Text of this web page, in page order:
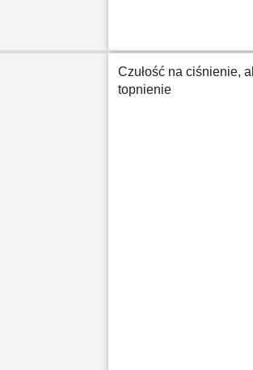
Czułość na ciśnienie,
topnienie